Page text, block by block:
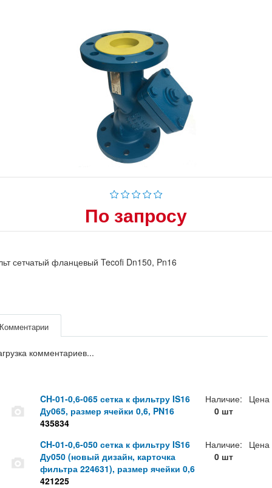
По запросу
сетчатый фланцевый Tecofi Dn150, Pn16
комментариев...
CH-01-0,6-065 сетка к фильтру IS16
Ду065, размер ячейки 0,6, PN16
435834
Наличие:
0 шт
Цена
CH-01-0,6-050 сетка к фильтру IS16
Ду050 (новый дизайн, карточка
фильтра 224631), размер ячейки 0,6
421225
Наличие:
0 шт
Цена